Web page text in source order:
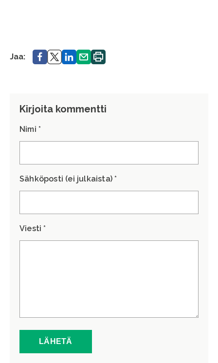
Jaa: Jaa. Jaa.Jaa. Jaa. Tulosta
sivu.
Kirjoita kommentti
Nimi *
Sähköposti (ei julkaista) *
Viesti *